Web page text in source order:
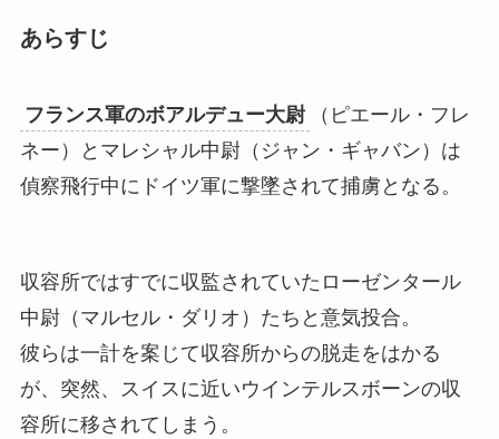
あらすじ
フランス軍のボアルデュー大尉
（ピエール・フレ
ネー）とマレシャル中尉（ジャン・ギャバン）は
偵察飛行中にドイツ軍に撃墜されて捕虜となる。
収容所ではすでに収監されていたローゼンタール
中尉（マルセル・ダリオ）たちと意気投合。
彼らは一計を案じて収容所からの脱走をはかる
が、突然、スイスに近いウインテルスボーンの収
容所に移されてしまう。